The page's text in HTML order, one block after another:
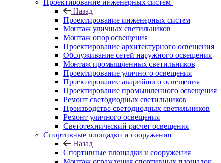
Проектирование инженерных систем
Назад
Проектирование инженерных систем
Монтаж уличных светильников
Монтаж опор освещения
Проектирование архитектурного освещения
Обслуживание сетей наружного освещения
Монтаж промышленных светильников
Проектирование уличного освещения
Проектирование аварийного освещения
Проектирование промышленного освещения
Ремонт светодиодных светильников
Производство светодиодных светильников
Ремонт уличного освещения
Светотехнический расчет освещения
Спортивные площадки и сооружения
Назад
Спортивные площадки и сооружения
Монтаж ограждения спортивных площадок